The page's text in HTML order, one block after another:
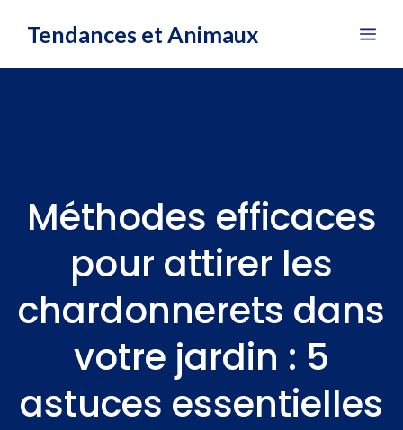
Tendances et Animaux
Méthodes efficaces
pour attirer les
chardonnerets dans
votre jardin : 5
astuces essentielles